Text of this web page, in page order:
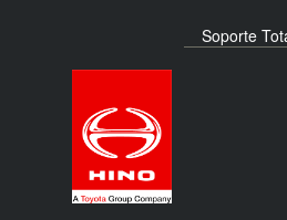
Soporte